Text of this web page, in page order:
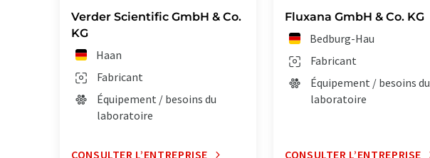
Verder Scientific GmbH & Co.
KG
Haan
Fabricant
Équipement / besoins du
laboratoire
CONSULTER L’ENTREPRISE
Fluxana GmbH & Co. KG
Bedburg-Hau
Fabricant
Équipement / besoins du
laboratoire
CONSULTER L’ENTREPRISE